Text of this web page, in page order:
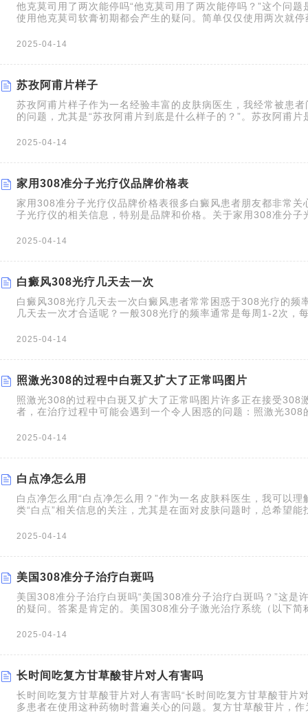
他克莫司用了两次能停吗“他克莫司用了两次能停吗？”这个问题
使用他克莫司软膏初期都会产生的疑问。简单仅仅使用两次就
局部免疫反应，从而抑制白癜风部位的炎症反应，促
2025-04-14
苏孜阿甫片样子
苏孜阿甫片样子作为一名经验丰富的皮肤病医生，我经常被患
的问题，尤其是“苏孜阿甫片到底是什么样子的？”。苏孜阿甫片
2025-04-14
家用308准分子光疗仪品牌价格表
家用308准分子光疗仪品牌价格表很多白癜风患者朋友都非常关
子光疗仪的相关信息，特别是品牌和价格。关于家用308准分子
2025-04-14
白癜风308光疗几天去一次
白癜风308光疗几天去一次白癜风患者常常困惑于308光疗的频
几天去一次才合适呢？一般308光疗的频率通常是每周1-2次，
看到初步的改善。但请记住，具体的治疗频率和疗程需要由专
2025-04-14
照激光308的过程中白斑又扩大了正常吗图片
照激光308的过程中白斑又扩大了正常吗图片许多正在接受308
者，在治疗过程中可能会遇到一个令人困惑的问题：照激光308
下，治疗初期出现白斑扩大并不是罕见现象，需要结合具体情
2025-04-14
白点净怎么用
白点净怎么用“白点净怎么用？”作为一名皮肤科医生，我可以理
类“白点”相关信息的关注，尤其是在面对皮肤问题时，总希望能
（小瓜虫病）的药物，其主要成分为抗寄生虫或消毒成分，与
“白点净”作为
2025-04-14
美国308准分子治疗白斑吗
美国308准分子治疗白斑吗“美国308准分子治疗白斑吗？”这是
的疑问。答案是肯定的。美国308准分子激光治疗系统（以下简
胞增殖，从而促进黑色素的生成，恢复皮肤颜色。治疗的效果
2025-04-14
长时间吃复方甘草酸苷片对人有害吗
长时间吃复方甘草酸苷片对人有害吗“长时间吃复方甘草酸苷片
多患者在使用这种药物时普遍关心的问题。复方甘草酸苷片，